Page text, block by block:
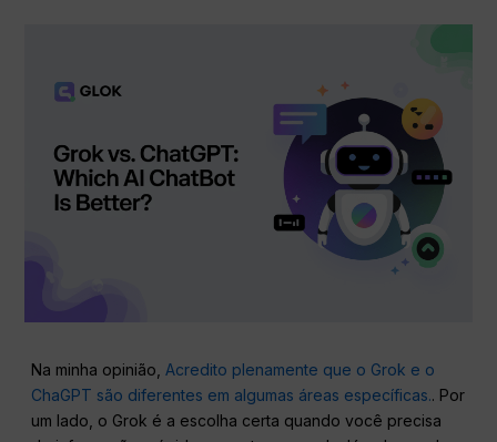
Na minha opinião,Acredito plenamente que o Grok e o
ChaGPT são diferentes em algumas áreas específicas.. Por
um lado, o Grok é a escolha certa quando você precisa